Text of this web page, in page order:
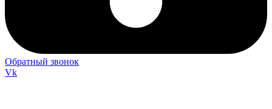
Обратный звонок
Vk